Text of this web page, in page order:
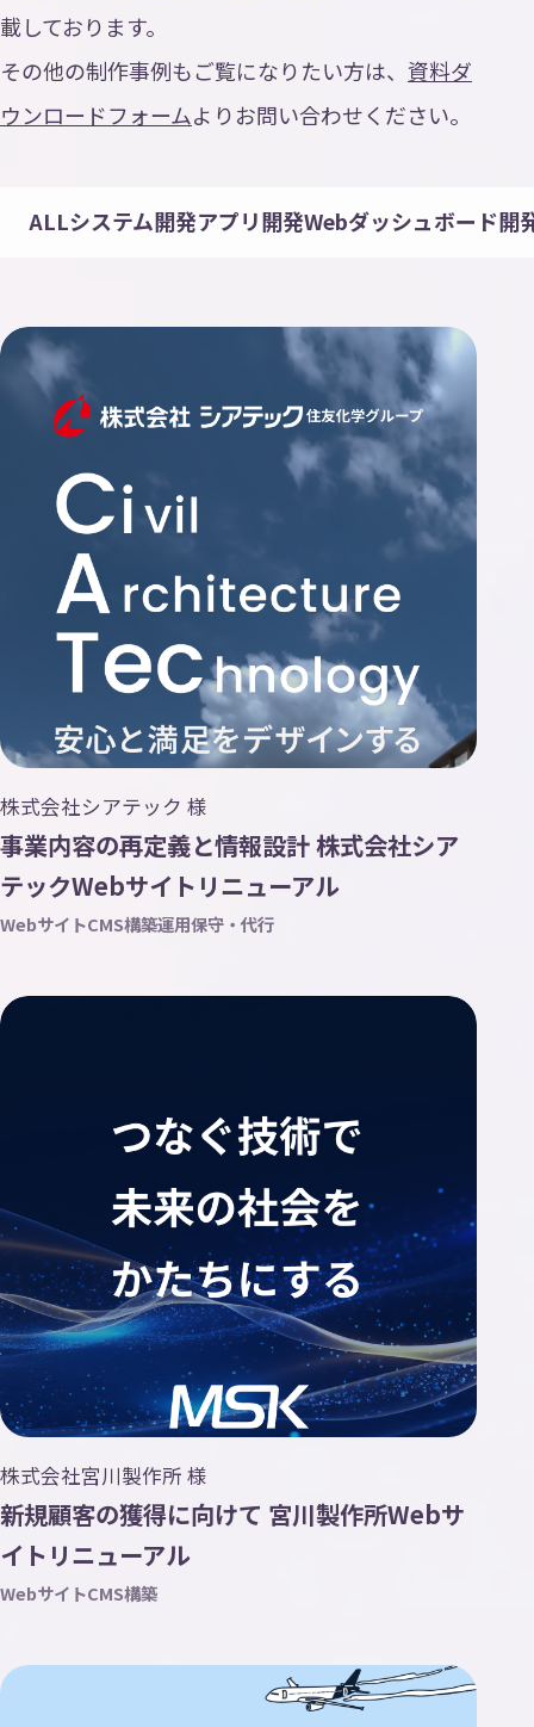
載しております。
その他の制作事例もご覧になりたい方は、 資料ダ
ウンロードフォームよりお問い合わせください。
ALLシステム開発アプリ開発Webダッシュボード開
株式会社シアテック 様
事業内容の再定義と情報設計 株式会社シア
テックWebサイトリニューアル
WebサイトCMS構築運用保守・代行
株式会社宮川製作所 様
新規顧客の獲得に向けて 宮川製作所Webサ
イトリニューアル
WebサイトCMS構築